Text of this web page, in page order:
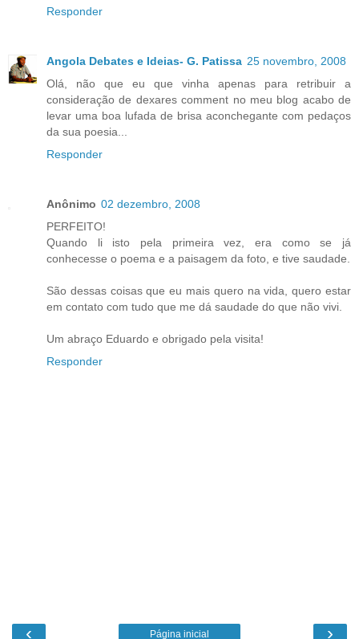
Responder
Angola Debates e Ideias- G. Patissa 25 novembro, 2008
Olá, não que eu que vinha apenas para retribuir a
consideração de dexares comment no meu blog acabo de
levar uma boa lufada de brisa aconchegante com pedaços
da sua poesia...
Responder
Anônimo 02 dezembro, 2008
PERFEITO!
Quando li isto pela primeira vez, era como se já
conhecesse o poema e a paisagem da foto, e tive saudade.
São dessas coisas que eu mais quero na vida, quero estar
em contato com tudo que me dá saudade do que não vivi.
Um abraço Eduardo e obrigado pela visita!
Responder
‹ ›
Página inicial